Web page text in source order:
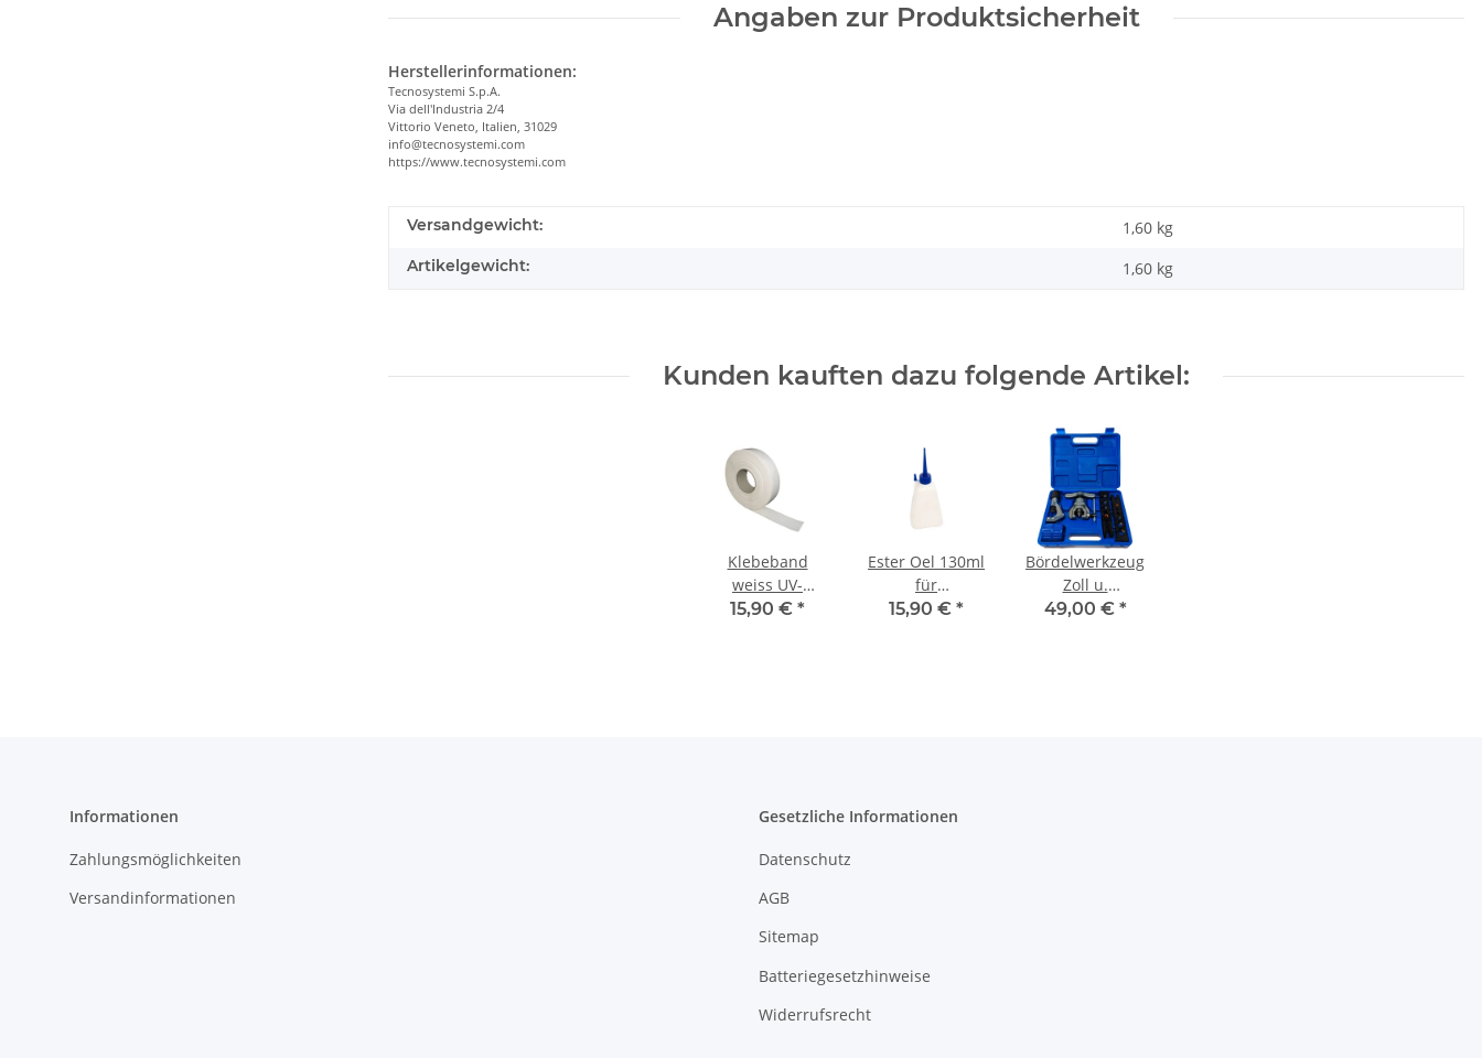
Angaben zur Produktsicherheit
Herstellerinformationen:
Tecnosystemi S.p.A.
Via dell'Industria 2/4
Vittorio Veneto, Italien, 31029
info@tecnosystemi.com
https://www.tecnosystemi.com
Versandgewicht: 1,60 kg
Artikelgewicht: 1,60 kg
Kunden kauften dazu folgende Artikel:
Klebeband
weiss UV-
Lichtbeständig
15,90 € *
Ester Oel 130ml
für
Klimaanlagen
15,90 € *
Bördelwerkzeug
Zoll u.
Millimeter mit
49,00 € *
Informationen
Zahlungsmöglichkeiten
Versandinformationen
Gesetzliche Informationen
Datenschutz
AGB
Sitemap
Batteriegesetzhinweise
Widerrufsrecht